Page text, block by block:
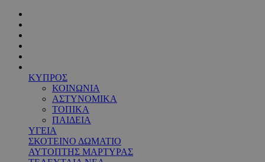
ΚΥΠΡΟΣ
ΚΟΙΝΩΝΙΑ
ΑΣΤΥΝΟΜΙΚΑ
ΤΟΠΙΚΑ
ΠΑΙΔΕΙΑ
ΥΓΕΙΑ
ΣΚΟΤΕΙΝΟ ΔΩΜΑΤΙΟ
ΑΥΤΟΠΤΗΣ ΜΑΡΤΥΡΑΣ